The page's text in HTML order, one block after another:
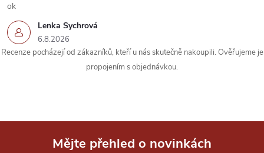
Lenka Sychrová
6.8.2026
ok
Recenze pocházejí od zákazníků, kteří u nás skutečně nakoupili. Ověřujeme je
propojením s objednávkou.
Mějte přehled o novinkách